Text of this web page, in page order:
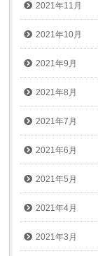
2021年11月
2021年10月
2021年9月
2021年8月
2021年7月
2021年6月
2021年5月
2021年4月
2021年3月